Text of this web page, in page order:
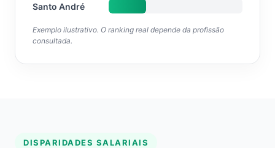
Santo André
Exemplo ilustrativo. O ranking real depende da profissão
consultada.
DISPARIDADES SALARIAIS